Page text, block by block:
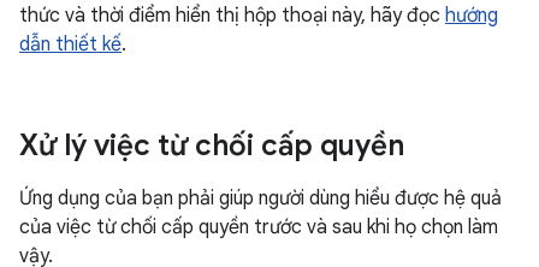
thức và thời điểm hiển thị hộp thoại này, hãy đọc hướng
dẫn thiết kế.
Xử lý việc từ chối cấp quyền
Ứng dụng của bạn phải giúp người dùng hiểu được hệ quả
của việc từ chối cấp quyền trước và sau khi họ chọn làm
vậy.